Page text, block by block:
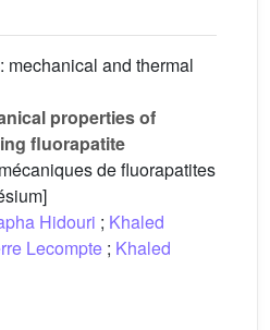
mechanical and thermal
properties of
fluorapatite
de fluorapatites
Hidouri ; Khaled
Lecompte ; Khaled